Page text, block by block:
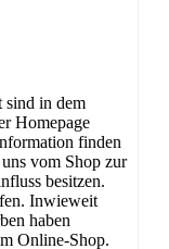
sind in dem
Homepage
finden
vom Shop zur
besitzen.
Inwieweit
haben
Online-Shop.